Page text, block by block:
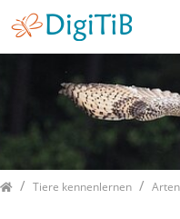
HomeTiere kennenlernen